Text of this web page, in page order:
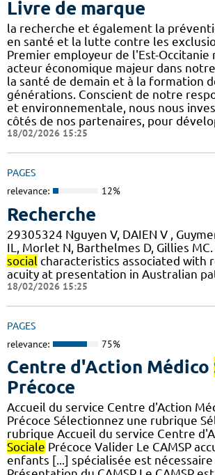
Livre de marque
la recherche et également la
en santé et la lutte contre les
Premier employeur de l'Est-Occitanie
acteur économique majeur dans
la santé de demain et à la formation
générations. Conscient de notre
et environnementale, nous nous
côtés de nos partenaires, pour
18/02/2026 15:25
PAGES
relevance: 12%
Recherche
29305324 Nguyen V, DAIEN V ,
IL, Morlet N, Barthelmes D, Gillies
social characteristics associated with
acuity at presentation in Australian
18/02/2026 15:25
PAGES
relevance: 75%
Centre d'Action Médico
Précoce
Accueil du service Centre d'Action
Précoce Sélectionnez une rubrique
rubrique Accueil du service Centre
Sociale Précoce Valider Le CAMSP
enfants [...] spécialisée est nécessaire